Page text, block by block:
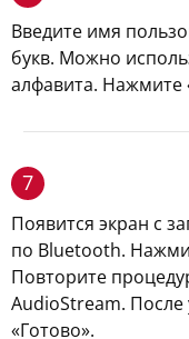
Введите имя
букв. Можно
алфавита. Нажмите
7
Появится экран с
по Bluetooth.
Повторите
AudioStream.
«Готово».